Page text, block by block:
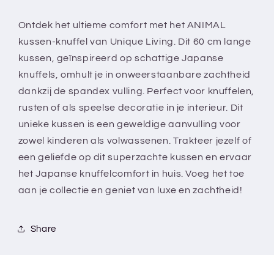
cm
zacht
-
Spandex
vulling
cm
zacht
-
Spandex
vulling
Ontdek het ultieme comfort met het ANIMAL
kussen-knuffel van Unique Living. Dit 60 cm lange
kussen, geïnspireerd op schattige Japanse
knuffels, omhult je in onweerstaanbare zachtheid
dankzij de spandex vulling. Perfect voor knuffelen,
rusten of als speelse decoratie in je interieur. Dit
unieke kussen is een geweldige aanvulling voor
zowel kinderen als volwassenen. Trakteer jezelf of
een geliefde op dit superzachte kussen en ervaar
het Japanse knuffelcomfort in huis. Voeg het toe
aan je collectie en geniet van luxe en zachtheid!
Share